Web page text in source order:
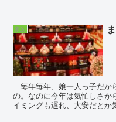
家族
毎年毎年、娘一人っ子だか
の。なのに今年は気忙しさか
イミングも遅れ、大安だと